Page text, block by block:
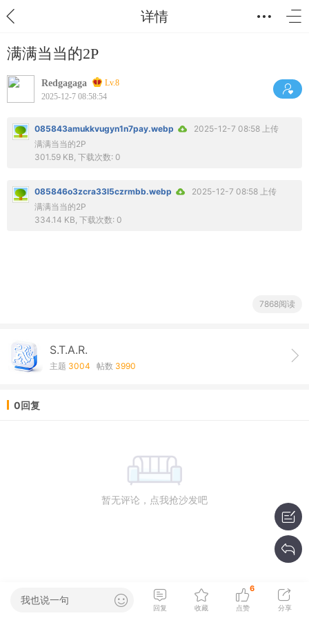
详情
满满当当的2P
Redgagaga
Lv.8
2025-12-7 08:58:54
085843amukkvugyn1n7pay.webp
2025-12-7 08:58 上传
满满当当的2P
301.59 KB, 下载次数: 0
085846o3zcra33l5czrmbb.webp
2025-12-7 08:58 上传
满满当当的2P
334.14 KB, 下载次数: 0
7868阅读
S.T.A.R.
主题 3004 帖数 3990
0回复
暂无评论，点我抢沙发吧
我也说一句
回复 收藏
6
点赞 分享